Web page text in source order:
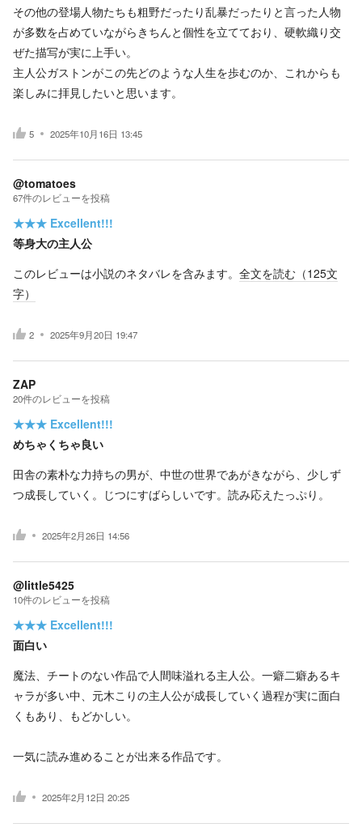
その他の登場人物たちも粗野だったり乱暴だったりと言った人物
が多数を占めていながらきちんと個性を立てており、硬軟織り交
ぜた描写が実に上手い。
主人公ガストンがこの先どのような人生を歩むのか、これからも
楽しみに拝見したいと思います。
5 2025年10月16日 13:45
@tomatoes
67件のレビューを投稿
★★★ Excellent!!!
等身大の主人公
このレビューは小説のネタバレを含みます。 全文を読む（125文
字）
2 2025年9月20日 19:47
ZAP
20件のレビューを投稿
★★★ Excellent!!!
めちゃくちゃ良い
田舎の素朴な力持ちの男が、中世の世界であがきながら、少しず
つ成長していく。じつにすばらしいです。読み応えたっぷり。
2025年2月26日 14:56
@little5425
10件のレビューを投稿
★★★ Excellent!!!
面白い
魔法、チートのない作品で人間味溢れる主人公。一癖二癖あるキ
ャラが多い中、元木こりの主人公が成長していく過程が実に面白
くもあり、もどかしい。
一気に読み進めることが出来る作品です。
2025年2月12日 20:25